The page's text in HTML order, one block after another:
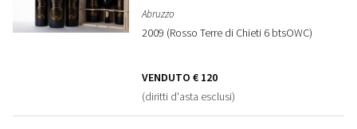
Abruzzo
2009 (Rosso Terre di Chieti 6 btsOWC)
VENDUTO € 120
(diritti d'asta esclusi)